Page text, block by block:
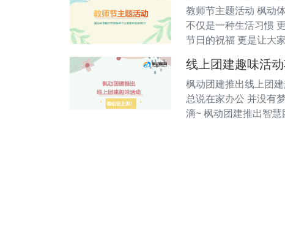
教师节主题活动 枫动
不仅是一种生活习惯
节日的祝福 更是让大
线上团建趣味活
枫动团建推出线上团
总说在家办公 并没有
滴~ 枫动团建推出智